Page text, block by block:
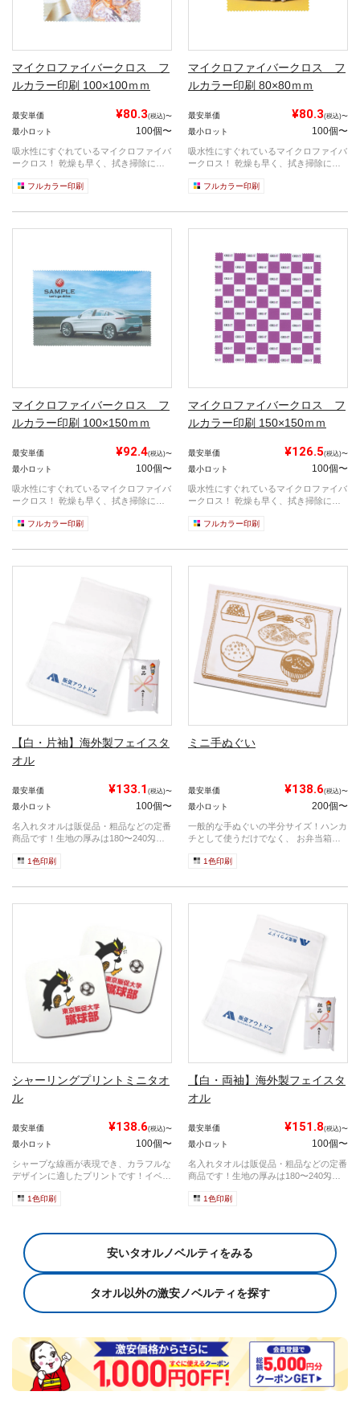
マイクロファイバークロス フ
ルカラー印刷 100×100ｍｍ
最安単価 ¥80.3(税込)〜
最小ロット 100個〜
吸水性にすぐれているマイクロファイバ
ークロス！ 乾燥も早く、拭き掃除に重
フルカラー印刷
マイクロファイバークロス フ
ルカラー印刷 80×80ｍｍ
最安単価 ¥80.3(税込)〜
最小ロット 100個〜
吸水性にすぐれているマイクロファイバ
ークロス！ 乾燥も早く、拭き掃除に重
フルカラー印刷
マイクロファイバークロス フ
ルカラー印刷 100×150ｍｍ
最安単価 ¥92.4(税込)〜
最小ロット 100個〜
吸水性にすぐれているマイクロファイバ
ークロス！ 乾燥も早く、拭き掃除に重
フルカラー印刷
マイクロファイバークロス フ
ルカラー印刷 150×150ｍｍ
最安単価 ¥126.5(税込)〜
最小ロット 100個〜
吸水性にすぐれているマイクロファイバ
ークロス！ 乾燥も早く、拭き掃除に重
フルカラー印刷
【白・片袖】海外製フェイスタ
オル
最安単価 ¥133.1 (税込)〜
最小ロット 100個〜
名入れタオルは販促品・粗品などの定番
商品です！生地の厚みは180〜240匁の4
1色印刷
ミニ手ぬぐい
最安単価 ¥138.6(税込)〜
最小ロット 200個〜
一般的な手ぬぐいの半分サイズ！ハンカ
チとして使うだけでなく、 お弁当箱を
1色印刷
シャーリングプリントミニタオ
ル
最安単価 ¥138.6(税込)〜
最小ロット 100個〜
シャープな線画が表現でき、カラフルな
デザインに適したプリントです！イベン
1色印刷
【白・両袖】海外製フェイスタ
オル
最安単価 ¥151.8(税込)〜
最小ロット 100個〜
名入れタオルは販促品・粗品などの定番
商品です！生地の厚みは180〜240匁の4
1色印刷
安いタオルノベルティをみる
タオル以外の激安ノベルティを探す